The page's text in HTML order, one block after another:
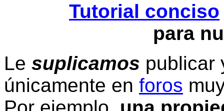
Tutorial conciso
para
Le suplicamos publicar
únicamente en foros